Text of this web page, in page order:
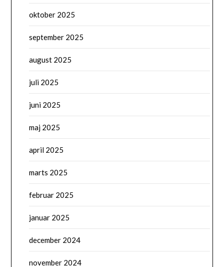
oktober 2025
september 2025
august 2025
juli 2025
juni 2025
maj 2025
april 2025
marts 2025
februar 2025
januar 2025
december 2024
november 2024